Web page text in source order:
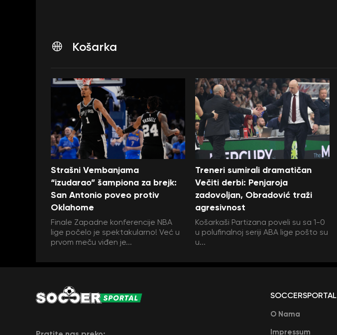
Košarka
Strašni Vembanjama
“izudarao” šampiona za brejk:
San Antonio poveo protiv
Oklahome
Finale Zapadne konferencije NBA
lige počelo je spektakularno! Već u
prvom meču viđen je...
Treneri sumirali dramatičan
Večiti derbi: Penjaroja
zadovoljan, Obradović traži
agresivnost
Košarkaši Partizana poveli su sa 1-0
u polufinalnoj seriji ABA lige pošto su
u...
SOCCERSPORTAL
O Nama
Impressum